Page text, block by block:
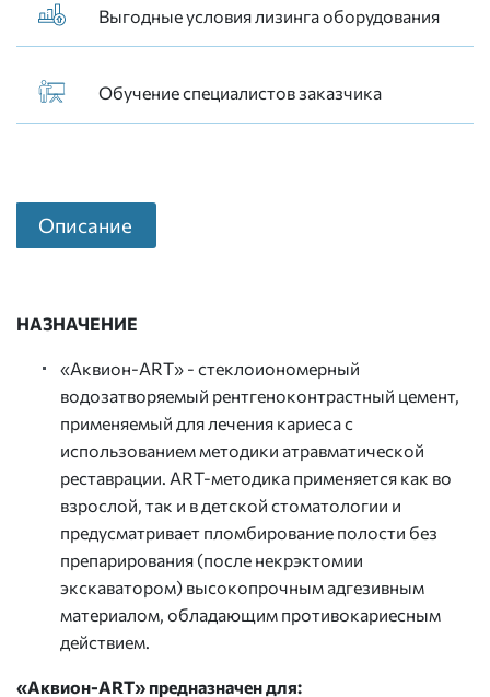
Выгодные условия лизинга оборудования
Обучение специалистов заказчика
Описание
НАЗНАЧЕНИЕ
«Аквион-ART» - стеклоиономерный
водозатворяемый рентгеноконтрастный цемент,
применяемый для лечения кариеса с
использованием методики атравматической
реставрации. ART-методика применяется как во
взрослой, так и в детской стоматологии и
предусматривает пломбирование полости без
препарирования (после некрэктомии
экскаватором) высокопрочным адгезивным
материалом, обладающим противокариесным
действием.
«Аквион-ART» предназначен для: